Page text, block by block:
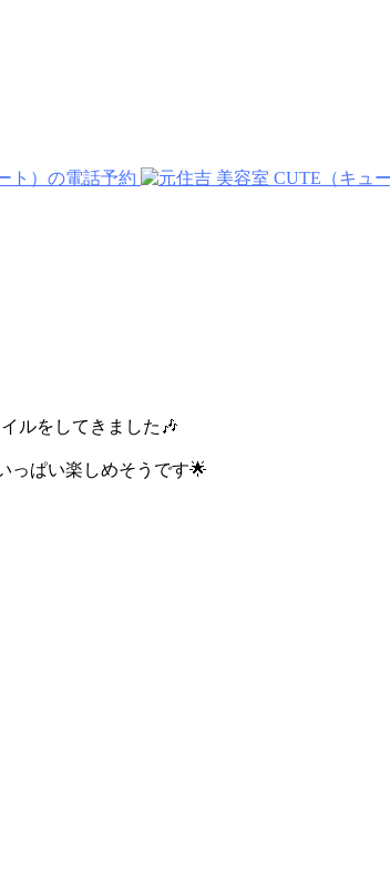
ルをしてきました🎶
っぱい楽しめそうです🌟